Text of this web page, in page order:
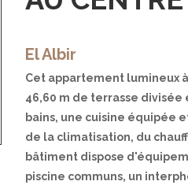
El Albir
Cet appartement lumineux
46,60 m de terrasse divisée
bains, une cuisine équipée
de la climatisation, du
bâtiment dispose
piscine communs, un